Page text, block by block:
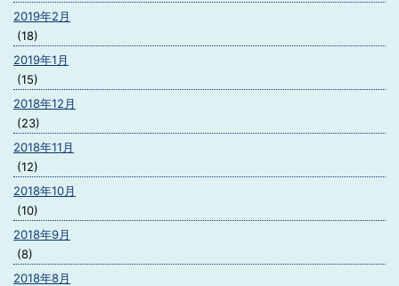
2019年2月
(18)
2019年1月
(15)
2018年12月
(23)
2018年11月
(12)
2018年10月
(10)
2018年9月
(8)
2018年8月